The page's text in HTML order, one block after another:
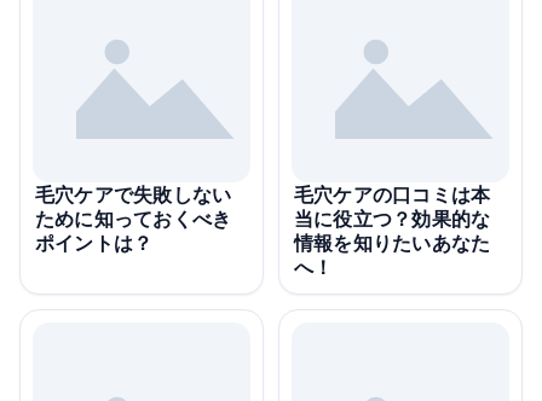
毛穴ケアで失敗しない
ために知っておくべき
ポイントは？
毛穴ケアの口コミは本
当に役立つ？効果的な
情報を知りたいあなた
へ！